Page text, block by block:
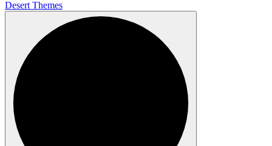
Desert Themes